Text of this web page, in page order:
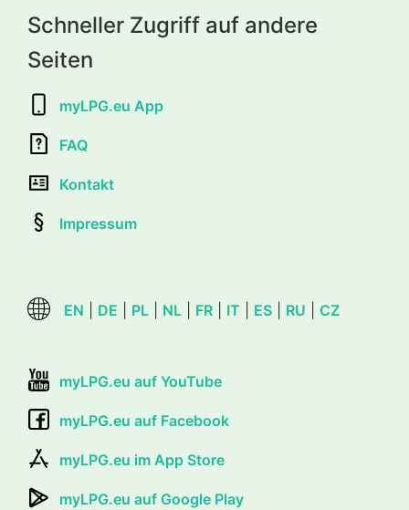
Schneller Zugriff auf andere
Seiten
myLPG.eu App
FAQ
Kontakt
Impressum
EN DE PL NL FR IT ES RU CZ
myLPG.eu auf YouTube
myLPG.eu auf Facebook
myLPG.eu im App Store
myLPG.eu auf Google Play